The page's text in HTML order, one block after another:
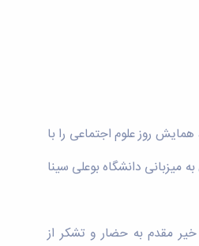
شناسی ایران( شعبه همدان) با کمک گروه علوم اجتماعی دانشگاه بوعلی سینا و جهاد دانشگاهی و انجمن علمی علوم اجتماعی روز سه شنبه 14 آذر ماه 1402 ، همایش روز علوم اجتماعی را با
دانشگاه بوعلی سینا
مقدم به حضار و تشکر از